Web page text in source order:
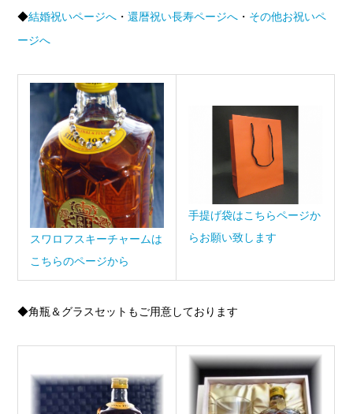
◆結婚祝いページへ ・還暦祝い長寿ページへ ・ その他お祝いペ
ージへ
スワロフスキーチャームは
こちらのページから
手提げ袋はこちらページか
らお願い致します
◆角瓶＆グラスセットもご用意しております